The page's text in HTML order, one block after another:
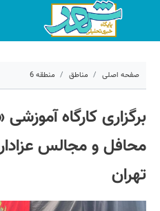
صفحه اصلی مناطق منطقه 6
کد مطلب:
برگزاری کارگاه
تهران